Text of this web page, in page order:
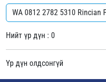
Нийт үр дүн : 0
Үр дүн олдсонгүй